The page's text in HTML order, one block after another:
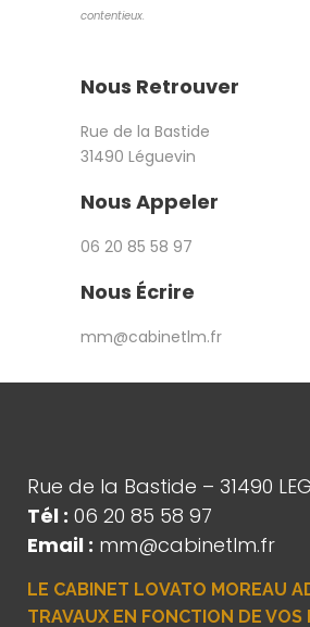
contentieux.
Nous Retrouver
Rue de la Bastide
31490 Léguevin
Nous Appeler
06 20 85 58 97
Nous Écrire
mm@cabinetlm.fr
Rue de la Bastide – 31490
Tél : 06 20 85 58 97
Email : mm@cabinetlm.fr
LE CABINET LOVATO MOREAU
TRAVAUX EN FONCTION DE VOS